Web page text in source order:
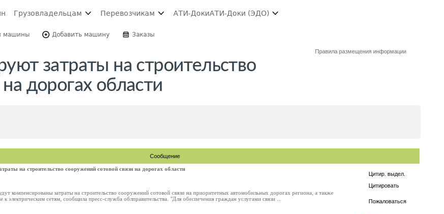
Грузовладельцам Перевозчикам АТИ-ДокиАТИ-Доки (ЭДО)
машины Добавить машину Заказы
Правила размещения информации
затраты на строительство
дорогах области
Сообщение
Цитир. выдел.
Цитировать
Пожаловаться
на строительство сооружений сотовой связи на дорогах области
компенсированы затраты на строительство сооружений сотовой связи на приоритетных автомобильных дорогах региона, а также
к электрическим сетям, сообщила пресс-служба облправительства. "Для обеспечения граждан услугами связи ...